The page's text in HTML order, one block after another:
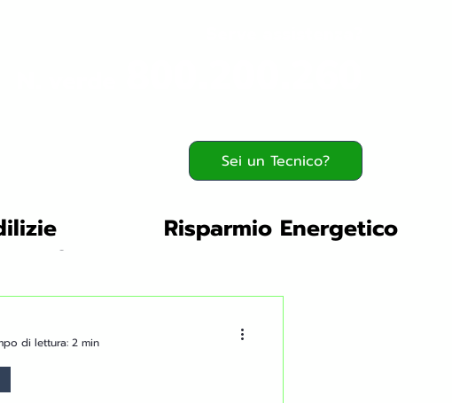
Sei un Tecnico?
Energetiche Norme
Immobiliare
di lettura: 2 min
Risparmio Energetico